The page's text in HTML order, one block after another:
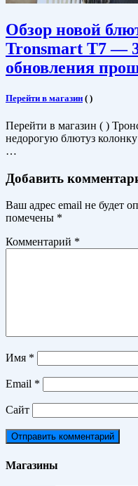
Обзор новой
Tronsmart T7 —
обновления
Перейти в магазин ( )
Перейти в магазин ( )
недорогую блютуз
…
Добавить
Ваш адрес email не будет
помечены *
Комментарий *
Имя *
Email *
Сайт
Магазины